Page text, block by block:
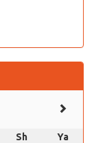
Sh
Ya